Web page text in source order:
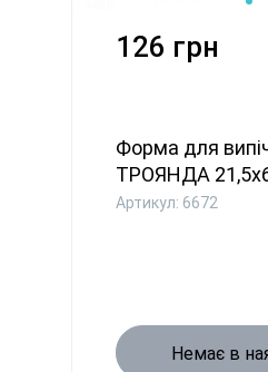
126 грн
Форма для
ТРОЯНДА
Артикул: 6672
Немає в